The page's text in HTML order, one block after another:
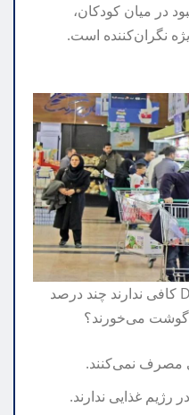
در میان کودکان،
نگران‌کننده است.
نیمی از جمعیت کشور ویتامین D کافی ندارند چند درصد
و گوشت می‌خورند؟